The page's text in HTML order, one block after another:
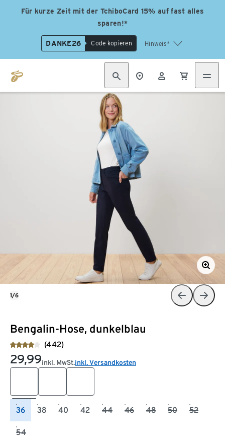
Für kurze Zeit mit der TchiboCard 15% auf fast alles
sparen!*
DANKE26 Code kopieren Hinweis*
Bengalin-Hose, dunkelblau
(442)
29,99inkl. MwSt.inkl. Versandkosten
36 38 40 42 44 46 48 50 52
54
1/6